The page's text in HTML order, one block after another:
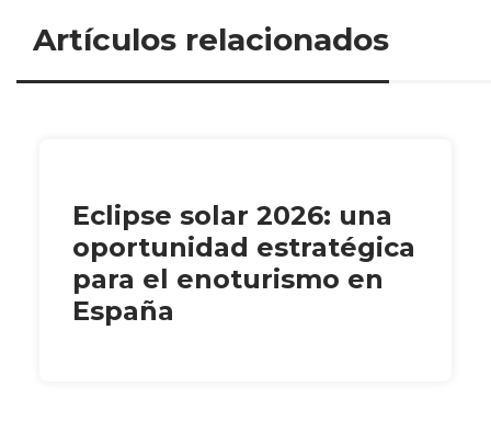
Artículos relacionados
Eclipse solar 2026: una
oportunidad estratégica
para el enoturismo en
España